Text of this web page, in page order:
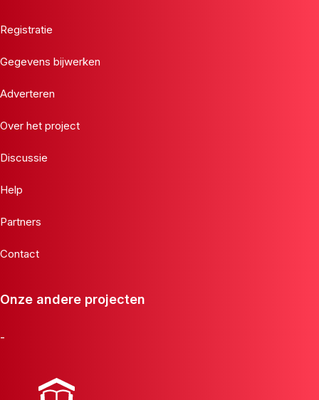
Registratie
Gegevens bijwerken
Adverteren
Over het project
Discussie
Help
Partners
Contact
Onze andere projecten
-